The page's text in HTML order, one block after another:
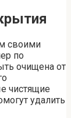
своими
по
очищена от
чистящие
удалить